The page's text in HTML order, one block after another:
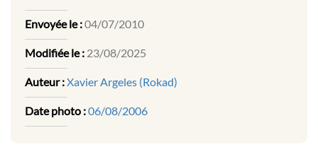
Envoyée le :04/07/2010
Modifiée le : 23/08/2025
Auteur :Xavier Argeles (Rokad)
Date photo :06/08/2006